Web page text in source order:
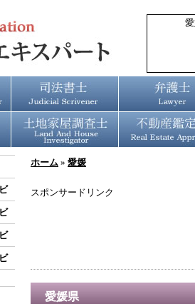
ホーム » 愛媛
スポンサードリンク
愛媛県